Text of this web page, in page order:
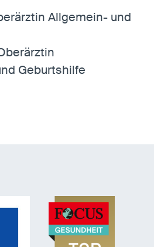
Allgemein- und
Geburtshilfe